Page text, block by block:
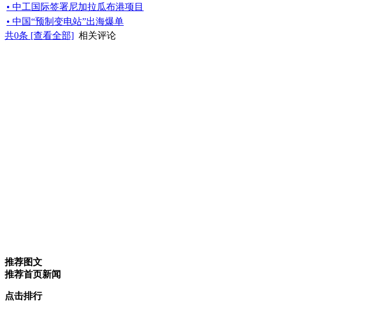
• 中工国际签署尼加拉瓜布港项目
• 中国“预制变电站”出海爆单
共0条 [查看全部] 相关评论
推荐图文
推荐首页新闻
点击排行